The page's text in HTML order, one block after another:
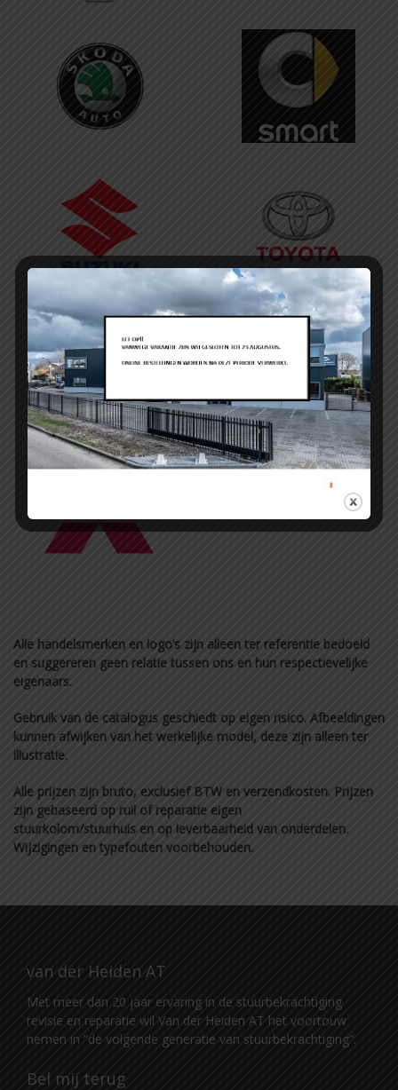
Alle handelsmerken en logo’s zijn alleen ter referentie bedoeld
en suggereren geen relatie tussen ons en hun respectievelijke
eigenaars.
Gebruik van de catalogus geschiedt op eigen risico. Afbeeldingen
kunnen afwijken van het werkelijke model, deze zijn alleen ter
illustratie.
Alle prijzen zijn bruto, exclusief BTW en verzendkosten. Prijzen
zijn gebaseerd op ruil of reparatie eigen
stuurkolom/stuurhuis en op leverbaarheid van onderdelen.
Wijzigingen en typefouten voorbehouden.
van der Heiden AT
Met meer dan 20 jaar ervaring in de stuurbekrachtiging
revisie en reparatie wil Van der Heiden AT het voortouw
nemen in “de volgende generatie van stuurbekrachtiging”.
Bel mij terug